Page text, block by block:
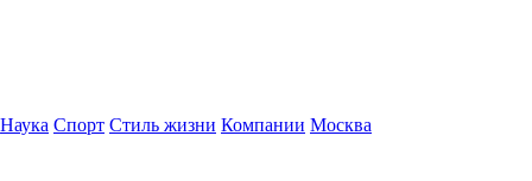
Наука Спорт Стиль жизни Компании Москва